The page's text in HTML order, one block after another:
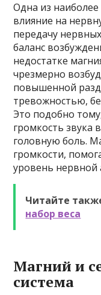
Одна из
влияние на
передачу
баланс
недостатке
чрезмерно
повышенной
тревожностью,
Это подобно
громкость звука
головную боль.
громкости,
уровень нервной
Читайте
набор веса
Магний и
система